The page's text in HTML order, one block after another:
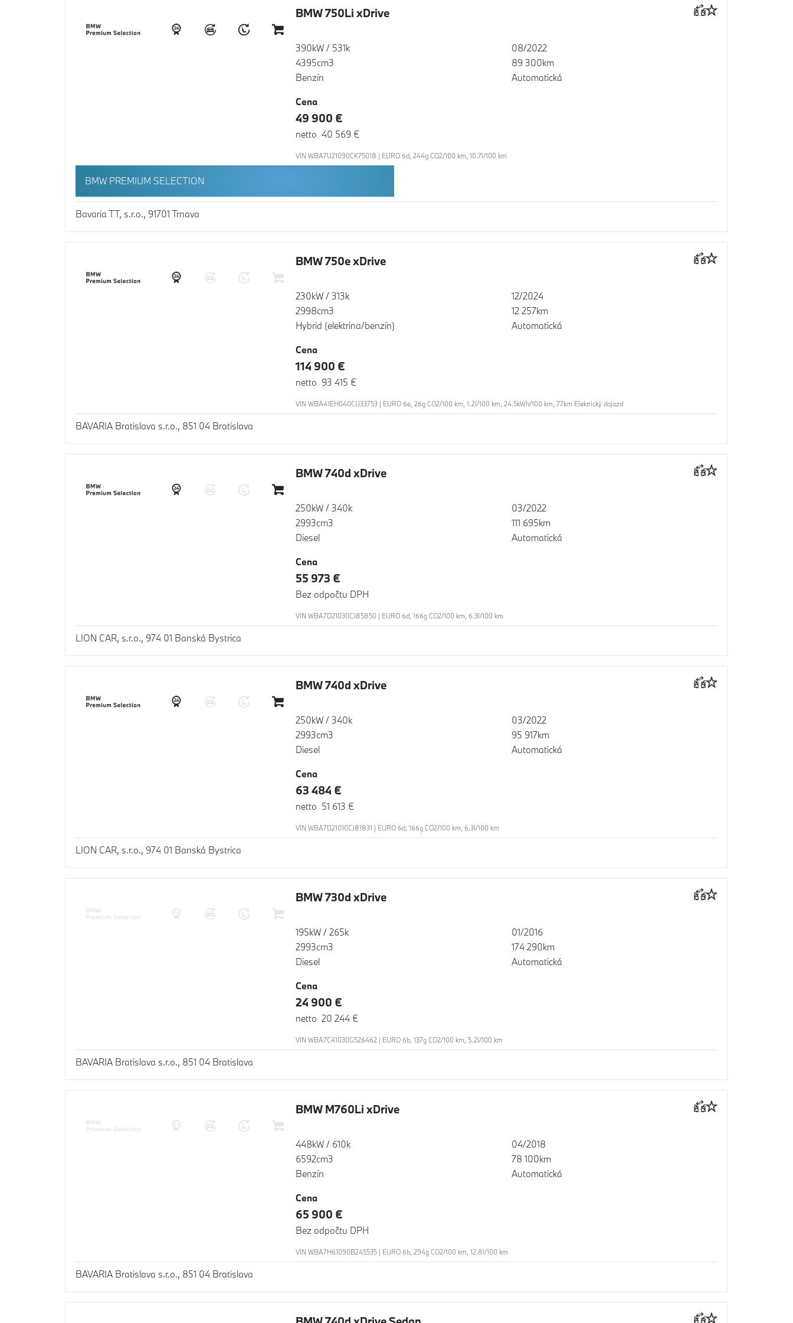
BMW 750Li xDrive
390kW / 531k
4395cm3
Benzín
08/2022
89 300km
Automatická
Cena
49 900 €
netto 40 569 €
VIN WBA7U21090CK75018 | EURO 6d, 244g CO2/100 km, 10.7l/100 km
BMW PREMIUM SELECTION
Bavaria TT, s.r.o., 91701 Trnava
BMW 750e xDrive
230kW / 313k
2998cm3
Hybrid (elektrina/benzín)
12/2024
12 257km
Automatická
Cena
114 900 €
netto 93 415 €
VIN WBA41EH040CU33753 | EURO 6e, 26g CO2/100 km, 1.2l/100 km, 24.5kWh/100 km, 77km Elektrický dojazd
BAVARIA Bratislava s.r.o., 851 04 Bratislava
BMW 740d xDrive
250kW / 340k
2993cm3
Diesel
03/2022
111 695km
Automatická
Cena
55 973 €
Bez odpočtu DPH
VIN WBA7D21030CJ85850 | EURO 6d, 166g CO2/100 km, 6.3l/100 km
LION CAR, s.r.o., 974 01 Banská Bystrica
BMW 740d xDrive
250kW / 340k
2993cm3
Diesel
03/2022
95 917km
Automatická
Cena
63 484 €
netto 51 613 €
VIN WBA7D21010CJ81831 | EURO 6d, 166g CO2/100 km, 6.3l/100 km
LION CAR, s.r.o., 974 01 Banská Bystrica
BMW 730d xDrive
195kW / 265k
2993cm3
Diesel
01/2016
174 290km
Automatická
Cena
24 900 €
netto 20 244 €
VIN WBA7C41030G526462 | EURO 6b, 137g CO2/100 km, 5.2l/100 km
BAVARIA Bratislava s.r.o., 851 04 Bratislava
BMW M760Li xDrive
448kW / 610k
6592cm3
Benzín
04/2018
78 100km
Automatická
Cena
65 900 €
Bez odpočtu DPH
VIN WBA7H61090B245535 | EURO 6b, 294g CO2/100 km, 12.8l/100 km
BAVARIA Bratislava s.r.o., 851 04 Bratislava